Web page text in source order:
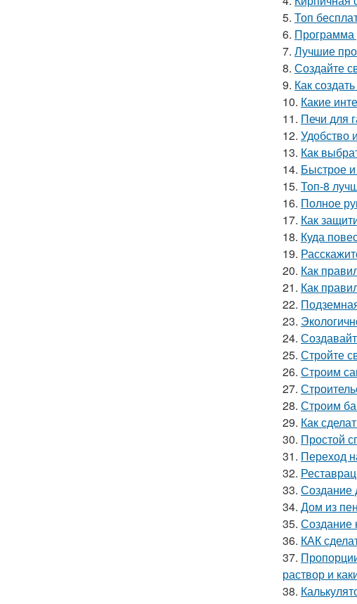
5. Топ
6. Программа
7. Лучшие
8. Создайте
9. Как
10. Какие
11. Печи для
12. Удобство
13. Как
14. Быстрое
15. Топ-8
16. Полное
17. Как
18. Куда
19.
20. Как
21. Как
22.
23.
24.
25. Стройте
26. Строим
27.
28. Строим
29. Как
30. Простой
31. Переход
32.
33. Создание
34. Дом из
35. Создание
36. КАК
37.
раствор и
38.